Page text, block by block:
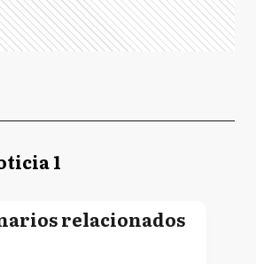
1
relacionados